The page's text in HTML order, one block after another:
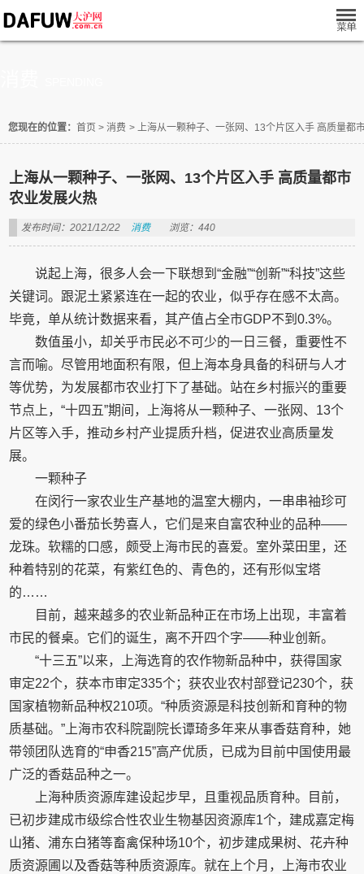
您现在的位置： 首页 > 消费 > 上海从一颗种子、一张网、13个片区入手 高质量都
上海从一颗种子、一张网、13个片区入手 高质量都市
农业发展火热
发布时间：2021/12/22 消费 浏览：440
说起上海，很多人会一下联想到“金融”“创新”“科技”这些
关键词。跟泥土紧紧连在一起的农业，似乎存在感不太高。
毕竟，单从统计数据来看，其产值占全市GDP不到0.3%。
数值虽小，却关乎市民必不可少的一日三餐，重要性不
言而喻。尽管用地面积有限，但上海本身具备的科研与人才
等优势，为发展都市农业打下了基础。站在乡村振兴的重要
节点上，“十四五”期间，上海将从一颗种子、一张网、13个
片区等入手，推动乡村产业提质升档，促进农业高质量发
展。
一颗种子
在闵行一家农业生产基地的温室大棚内，一串串袖珍可
爱的绿色小番茄长势喜人，它们是来自富农种业的品种——
龙珠。软糯的口感，颇受上海市民的喜爱。室外菜田里，还
种着特别的花菜，有紫红色的、青色的，还有形似宝塔
的……
目前，越来越多的农业新品种正在市场上出现，丰富着
市民的餐桌。它们的诞生，离不开四个字——种业创新。
“十三五”以来，上海选育的农作物新品种中，获得国家
审定22个，获本市审定335个；获农业农村部登记230个，获
国家植物新品种权210项。“种质资源是科技创新和育种的物
质基础。”上海市农科院副院长谭琦多年来从事香菇育种，她
带领团队选育的“申香215”高产优质，已成为目前中国使用最
广泛的香菇品种之一。
上海种质资源库建设起步早，且重视品质育种。目前，
已初步建成市级综合性农业生物基因资源库1个，建成嘉定梅
山猪、浦东白猪等畜禽保种场10个，初步建成果树、花卉种
质资源圃以及香菇等种质资源库。就在上个月，上海市农业